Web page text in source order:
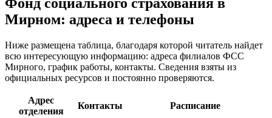
Мирном: адреса и телефоны
Ниже размещена таблица, благодаря которой читатель найдет
всю интересующую информацию: адреса филиалов ФСС
Мирного, график работы, контакты. Сведения взяты из
официальных ресурсов и постоянно проверяются.
Адрес
отделения
Контакты Расписание